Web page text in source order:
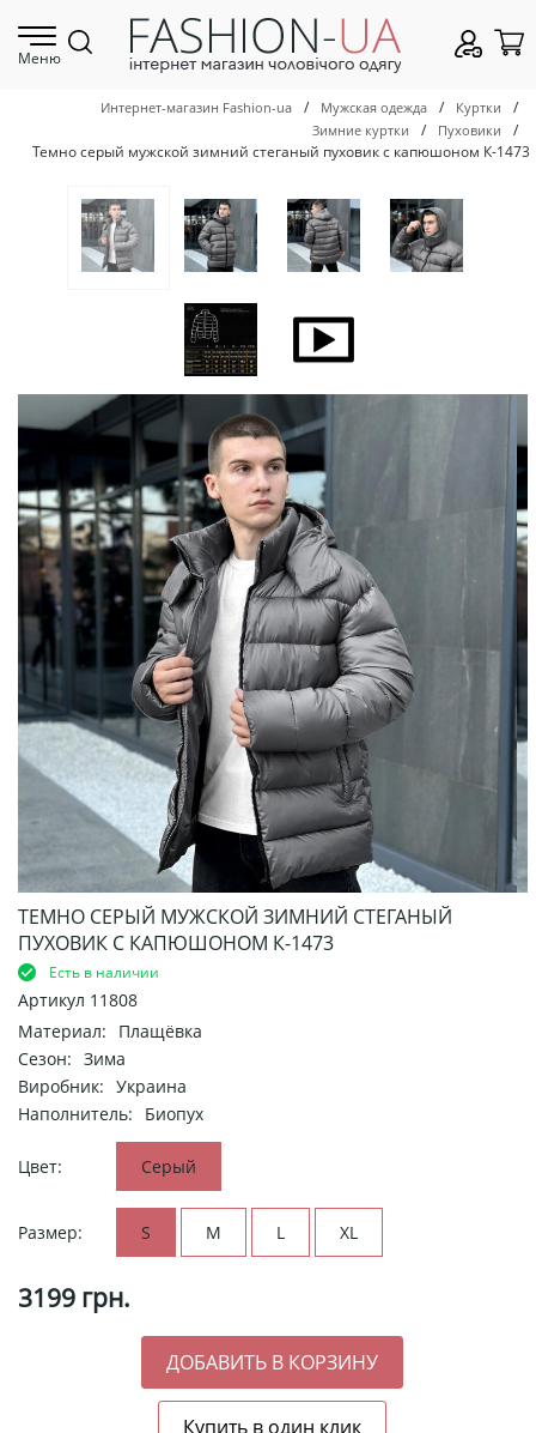
Меню
Интернет-магазин Fashion-ua / Мужская одежда / Куртки /
Зимние куртки / Пуховики
/
Темно серый мужской зимний стеганый пуховик с капюшоном К-1473
ТЕМНО СЕРЫЙ МУЖСКОЙ ЗИМНИЙ СТЕГАНЫЙ
ПУХОВИК С КАПЮШОНОМ К-1473
Есть в наличии
Артикул 11808
Материал:
Плащёвка
Сезон: Зима
Виробник: Украина
Наполнитель:
Биопух
Цвет: Серый
Размер: S M L XL
3199 грн.